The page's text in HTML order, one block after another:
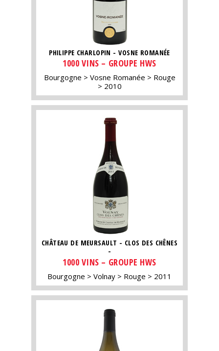
PHILIPPE CHARLOPIN - VOSNE ROMANÉE
1000 VINS – GROUPE HWS
Bourgogne Vosne Romanée
Rouge
2010
CHÂTEAU DE MEURSAULT - CLOS DES CHÊNES
-
1000 VINS – GROUPE HWS
Bourgogne Volnay Rouge 2011